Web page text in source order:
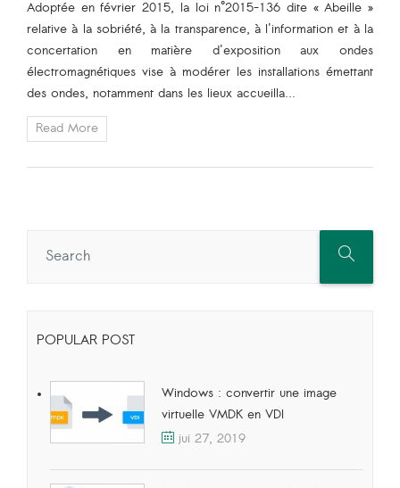
Adoptée en février 2015, laloi n°2015-136 dite « Abeille »
relative à la sobriété, à la transparence, à l'information et à la
concertation en matière d'exposition aux ondes
électromagnétiques vise à modérer les installations émettant
des ondes, notamment dans les lieux accueilla...
Read More
POPULAR POST
Windows : convertir une image
virtuelle VMDK en VDI
jui 27, 2019